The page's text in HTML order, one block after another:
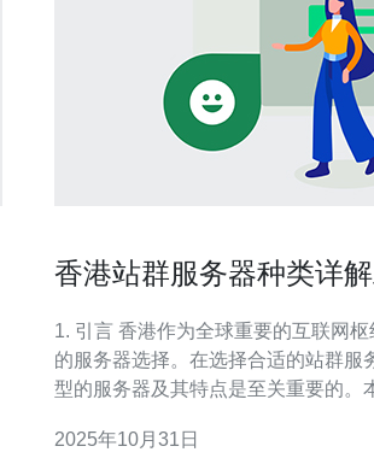
香港站群服务器种类详
1. 引言 香港作为全球重要的互联网枢纽，提供了丰富多样
的服务器选择。在选择合适的站群服
型的服务器及其特点是至关重要的。
器的定义 站群服务器是指一种能够支持多个网站同时运行
2025年10月31日